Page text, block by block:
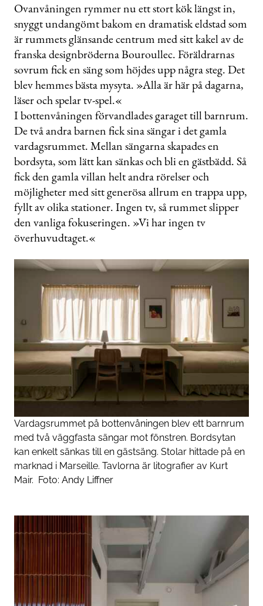
Ovanvåningen rymmer nu ett stort kök längst in,
snyggt undangömt bakom en dramatisk eldstad som
är rummets glänsande centrum med sitt kakel av de
franska designbröderna Bouroullec. Föräldrarnas
sovrum fick en säng som höjdes upp några steg. Det
blev hemmes bästa mysyta. »Alla är här på dagarna,
läser och spelar tv-spel.«
I bottenvåningen förvandlades garaget till barnrum.
De två andra barnen fick sina sängar i det gamla
vardagsrummet. Mellan sängarna skapades en
bordsyta, som lätt kan sänkas och bli en gästbädd. Så
fick den gamla villan helt andra rörelser och
möjligheter med sitt generösa allrum en trappa upp,
fyllt av olika stationer. Ingen tv, så rummet slipper
den vanliga fokuseringen. »Vi har ingen tv
överhuvudtaget.«
Vardagsrummet på bottenvåningen blev ett barnrum
med två väggfasta sängar mot fönstren. Bordsytan
kan enkelt sänkas till en gästsäng. Stolar hittade på en
marknad i Marseille. Tavlorna är litografier av Kurt
Mair. Foto: Andy Liffner